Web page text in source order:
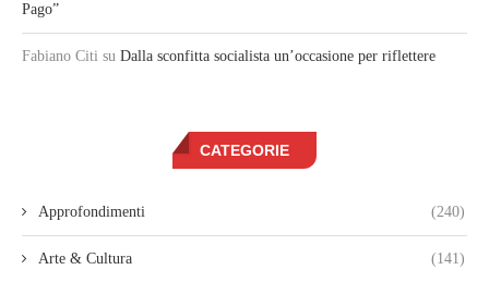
Pago”
Fabiano Citi su Dalla sconfitta socialista un’occasione per riflettere
CATEGORIE
Approfondimenti (240)
Arte & Cultura (141)